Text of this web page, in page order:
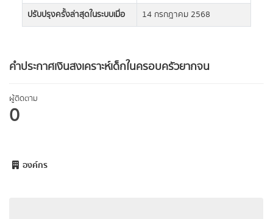
คำประกาศเงินสงเคราะห์เด็กในครอบครัวยากจน
ผู้ติดตาม
0
องค์กร
ปรับปรุงครั้งล่าสุดในระบบเมื่อ
14 กรกฎาคม 2568